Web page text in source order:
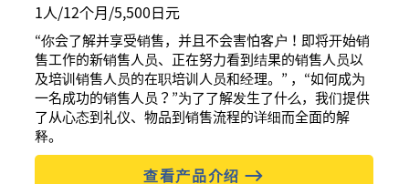
“你会了解并享受销售，并且不会害怕客户！即将开始销
售工作的新销售人员、正在努力看到结果的销售人员以
及培训销售人员的在职培训人员和经理。” ，“如何成为
一名成功的销售人员？”为了了解发生了什么，我们提供
了从心态到礼仪、物品到销售流程的详细而全面的解
释。
1人/12个月/5,500日元
查看产品介绍